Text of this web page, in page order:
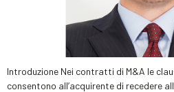
Introduzione Nei contratti di M&A le
consentono all’acquirente di recedere